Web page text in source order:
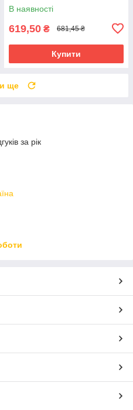
В наявності
619,50 ₴ 681,45 ₴
Купити
ще
за рік